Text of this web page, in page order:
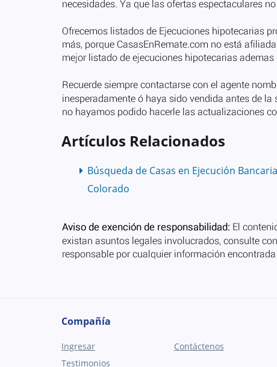
Artículos Relacionados
Búsqueda de Casas en Ejecución
Colorado
Compañía
Ingresar Contáctenos
Testimonios